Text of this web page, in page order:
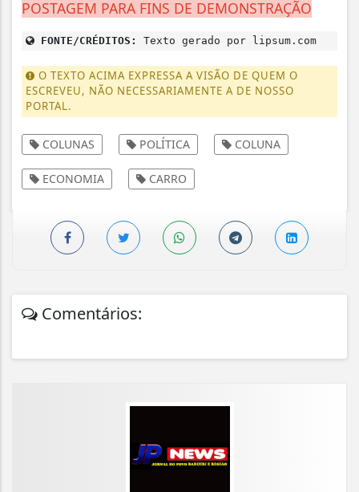
POSTAGEM PARA FINS DE DEMONSTRAÇÃO
FONTE/CRÉDITOS: Texto gerado por lipsum.com
O TEXTO ACIMA EXPRESSA A VISÃO DE QUEM O
ESCREVEU, NÃO NECESSARIAMENTE A DE NOSSO
PORTAL.
COLUNAS POLÍTICA COLUNA
ECONOMIA CARRO
Comentários: